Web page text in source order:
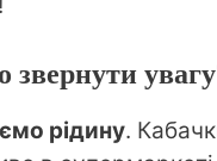
рідину.